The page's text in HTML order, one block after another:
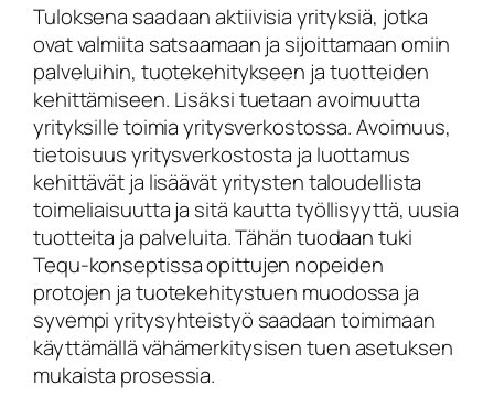
Tuloksena saadaan aktiivisia yrityksiä, jotka
ovat valmiita satsaamaan ja sijoittamaan omiin
palveluihin, tuotekehitykseen ja tuotteiden
kehittämiseen. Lisäksi tuetaan avoimuutta
yrityksille toimia yritysverkostossa. Avoimuus,
tietoisuus yritysverkostosta ja luottamus
kehittävät ja lisäävät yritysten taloudellista
toimeliaisuutta ja sitä kautta työllisyyttä, uusia
tuotteita ja palveluita. Tähän tuodaan tuki
Tequ-konseptissa opittujen nopeiden
protojen ja tuotekehitystuen muodossa ja
syvempi yritysyhteistyö saadaan toimimaan
käyttämällä vähämerkitysisen tuen asetuksen
mukaista prosessia.